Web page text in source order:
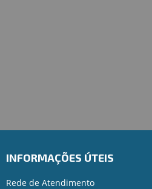
INFORMAÇÕES ÚTEIS
Rede de Atendimento